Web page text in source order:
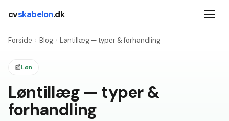
cvskabelon.dk
Forside › Blog › Løntillæg — typer & forhandling
📰Løn
Løntillæg — typer &
forhandling